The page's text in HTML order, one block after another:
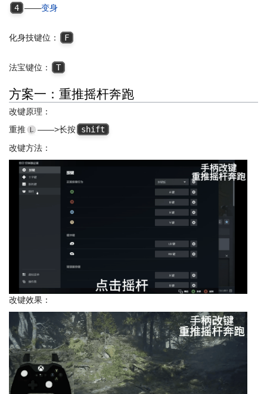
4 ——变身
化身技键位： F
法宝键位： T
方案一：重推摇杆奔跑
改键原理：
重推
——>长按
shift
改键方法：
改键效果：